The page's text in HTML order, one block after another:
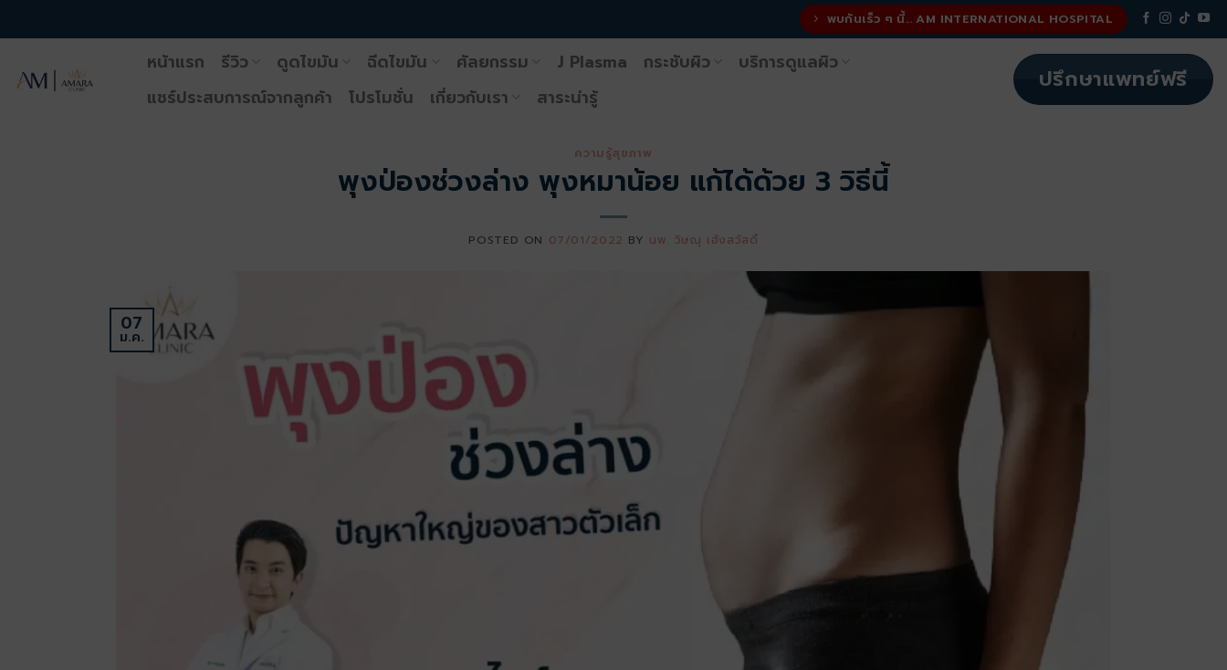
ไป
เนื้อหา
พบกันเร็ว ๆ นี้... AM INTERNATIONAL HOSPITAL
หน้าแรก รีวิว ดูดไขมัน ฉีดไขมัน ศัลยกรรม J Plasma กระชับผิว
บริการดูแลผิว
แชร์ประสบการณ์จากลูกค้า
โปรโมชั่น เกี่ยวกับเรา สาระน่ารู้
ปรึกษาแพทย์ฟรี
ความรู้สุขภาพ
พุงป่องช่วงล่าง พุงหมาน้อย แก้ได้ด้วย 3 วิธีนี้
POSTED ON 07/01/2022 BY นพ. วิษณุ เฮ้งสวัสดิ์
07
ม.ค.